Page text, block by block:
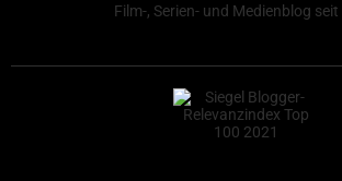
Film-, Serien- und Medienblog